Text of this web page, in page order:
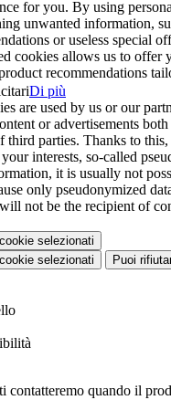
for you. By using
unwanted information,
or useless special
cookies allows us to offer
recommendations
Di più
are used by us or our
or advertisements
third parties. Thanks to this,
interests, so-called
it is usually not
only pseudonymized
not be the recipient of
selezionati
selezionati
Puoi
contatteremo quando il